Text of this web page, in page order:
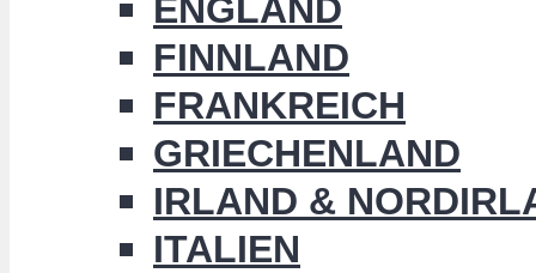
ENGLAND
FINNLAND
FRANKREICH
GRIECHENLAND
IRLAND &
ITALIEN